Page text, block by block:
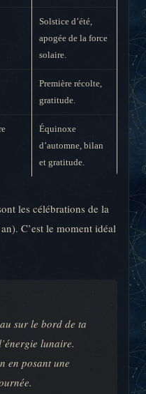
Solstice d’été,
apogée de la force
solaire.
Première récolte,
gratitude.
Équinoxe
d’automne, bilan
et gratitude.
les célébrations de la
C’est le moment idéal
sur le bord de ta
lunaire.
en posant une